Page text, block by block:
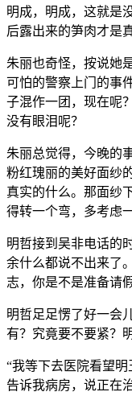
明成，明成，这就是
后露出来的笋肉才是
朱丽也奇怪，按说她
可怕的警察上门的事
子混作一团，现在呢
没有眼泪呢？
朱丽总觉得，今晚的
粉红瑰丽的美好面纱
真实的什么。那面纱
得转一个弯，多考虑
明哲接到吴非电话的
余什么都说不出来了
志，你是不是准备请
明哲足足愣了好一会
有？究竟要不要紧？
“我等下去医院看望明
告诉我病房，说正在